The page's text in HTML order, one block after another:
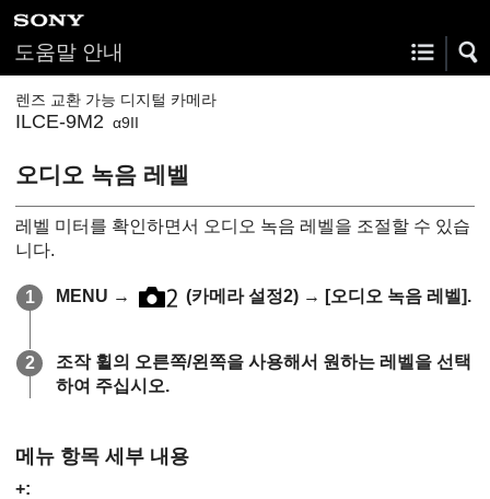
도움말 안내
렌즈 교환 가능 디지털 카메라
ILCE-9M2 α9II
오디오 녹음 레벨
레벨 미터를 확인하면서 오디오 녹음 레벨을 조절할 수 있습
니다.
MENU → (카메라 설정2) → [오디오 녹음 레벨].
조작 휠의 오른쪽/왼쪽을 사용해서 원하는 레벨을 선택
하여 주십시오.
메뉴 항목 세부 내용
+: